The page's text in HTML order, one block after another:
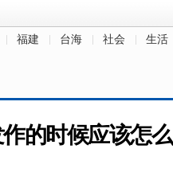
福建 台海 社会 生活
的时候应该怎么